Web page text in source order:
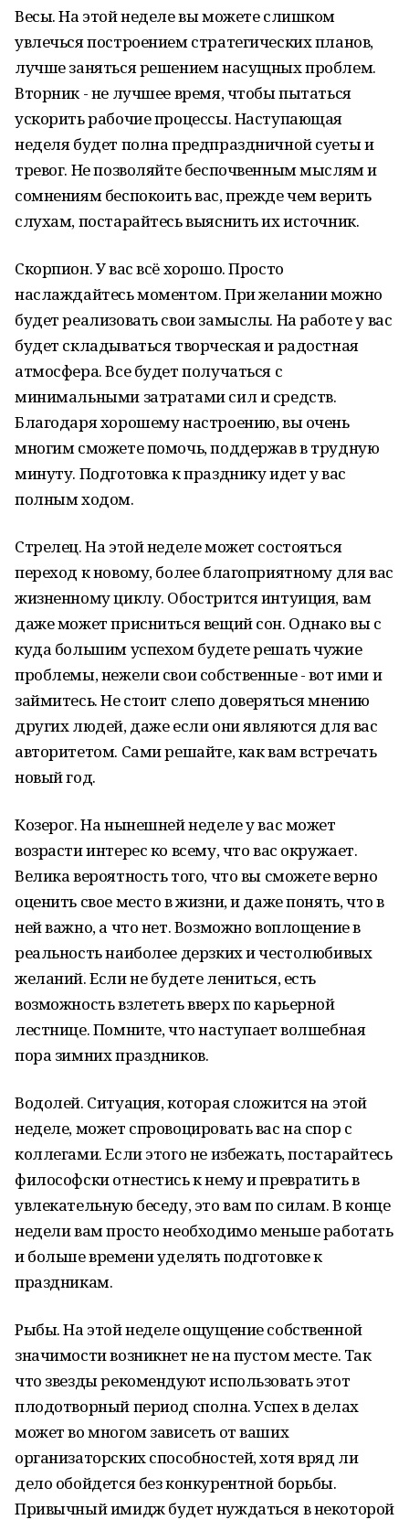
Весы. На этой неделе вы можете слишком
увлечься построением стратегических планов,
лучше заняться решением насущных проблем.
Вторник - не лучшее время, чтобы пытаться
ускорить рабочие процессы. Наступающая
неделя будет полна предпраздничной суеты и
тревог. Не позволяйте беспочвенным мыслям и
сомнениям беспокоить вас, прежде чем верить
слухам, постарайтесь выяснить их источник.
Скорпион. У вас всё хорошо. Просто
наслаждайтесь моментом. При желании можно
будет реализовать свои замыслы. На работе у вас
будет складываться творческая и радостная
атмосфера. Все будет получаться с
минимальными затратами сил и средств.
Благодаря хорошему настроению, вы очень
многим сможете помочь, поддержав в трудную
минуту. Подготовка к празднику идет у вас
полным ходом.
Стрелец. На этой неделе может состояться
переход к новому, более благоприятному для вас
жизненному циклу. Обострится интуиция, вам
даже может присниться вещий сон. Однако вы с
куда большим успехом будете решать чужие
проблемы, нежели свои собственные - вот ими и
займитесь. Не стоит слепо доверяться мнению
других людей, даже если они являются для вас
авторитетом. Сами решайте, как вам встречать
новый год.
Козерог. На нынешней неделе у вас может
возрасти интерес ко всему, что вас окружает.
Велика вероятность того, что вы сможете верно
оценить свое место в жизни, и даже понять, что в
ней важно, а что нет. Возможно воплощение в
реальность наиболее дерзких и честолюбивых
желаний. Если не будете лениться, есть
возможность взлететь вверх по карьерной
лестнице. Помните, что наступает волшебная
пора зимних праздников.
Водолей. Ситуация, которая сложится на этой
неделе, может спровоцировать вас на спор с
коллегами. Если этого не избежать, постарайтесь
философски отнестись к нему и превратить в
увлекательную беседу, это вам по силам. В конце
недели вам просто необходимо меньше работать
и больше времени уделять подготовке к
праздникам.
Рыбы. На этой неделе ощущение собственной
значимости возникнет не на пустом месте. Так
что звезды рекомендуют использовать этот
плодотворный период сполна. Успех в делах
может во многом зависеть от ваших
организаторских способностей, хотя вряд ли
дело обойдется без конкурентной борьбы.
Привычный имидж будет нуждаться в некоторой